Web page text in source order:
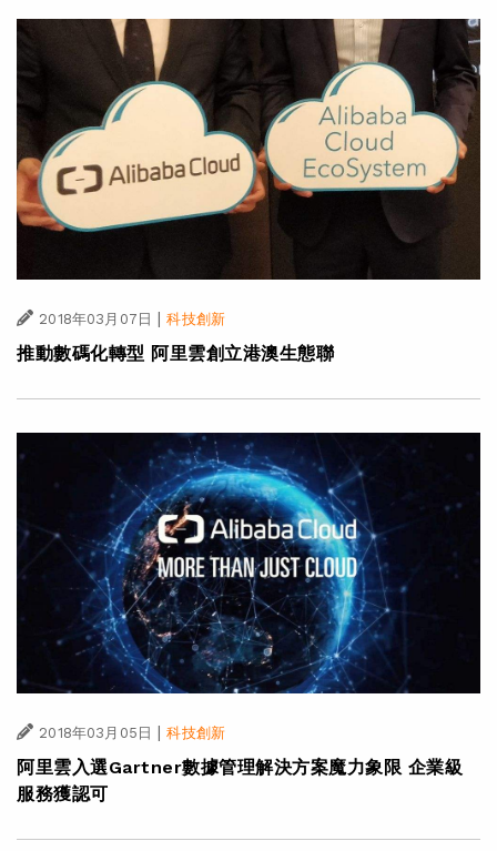
2018年03月07日 | 科技創新
推動數碼化轉型 阿里雲創立港澳生態聯
2018年03月05日 | 科技創新
阿里雲入選Gartner數據管理解決方案魔力象限 企業級
服務獲認可